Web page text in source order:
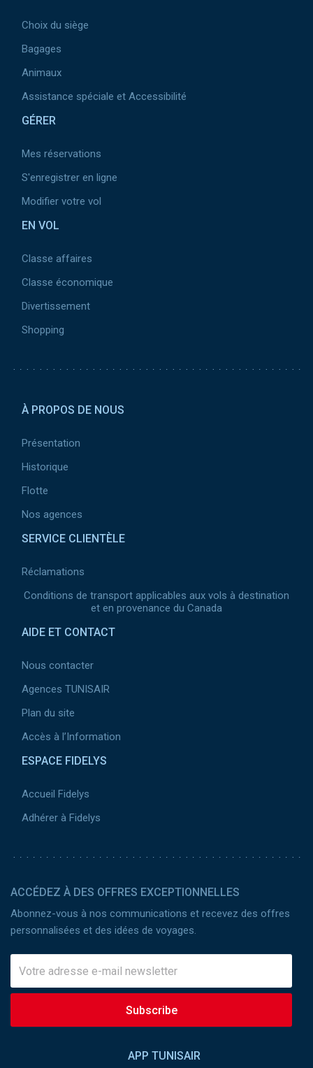
Choix du siège
Bagages
Animaux
Assistance spéciale et Accessibilité
GÉRER
Mes réservations
S'enregistrer en ligne
Modifier votre vol
EN VOL
Classe affaires
Classe économique
Divertissement
Shopping
page
À PROPOS DE NOUS
Présentation
Historique
Flotte
Nos agences
SERVICE CLIENTÈLE
Réclamations
Conditions de transport applicables aux vols à destination
et en provenance du Canada
AIDE ET CONTACT
Nous contacter
Agences TUNISAIR
Plan du site
Accès à l’Information
ESPACE FIDELYS
Accueil Fidelys
Adhérer à Fidelys
ACCÉDEZ À DES OFFRES EXCEPTIONNELLES
Abonnez-vous à nos communications et recevez des offres
personnalisées et des idées de voyages.
Subscribe
APP TUNISAIR